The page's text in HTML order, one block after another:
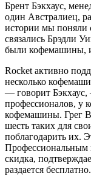
Брент Бэкхаус,
один Австралиец,
истории мы поняли
связались Брэдли
были кофемашины, и
Rocket активно
несколько
— говорит
профессионалов, у
кофемашины. Грег
шесть таких для
поблагодарить их.
Профессиональным
скидка,
раздается бесплатно.